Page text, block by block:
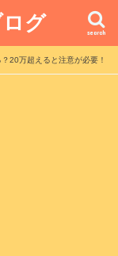
グ search
20万超えると注意が必要！